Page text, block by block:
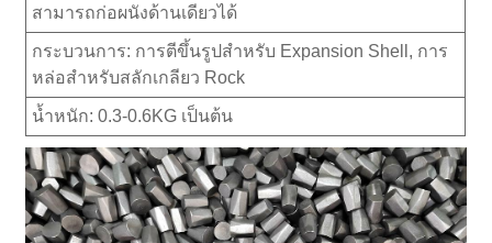
สามารถก่อผนังด้านเดียวได้
กระบวนการ: การตีขึ้นรูปสำหรับ Expansion Shell, การ
หล่อสำหรับสลักเกลียว Rock
น้ำหนัก: 0.3-0.6KG เป็นต้น